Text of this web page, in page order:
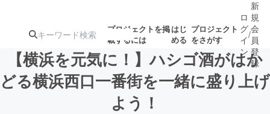
プロジェクトを掲
載するには
はじ
める
プロジェクト
をさがす
注目の新着プロ
募集終了が近いプ
ロ
グ
イ
ン
/
新
規
会
員
登
録
【横浜を元気に！】ハシゴ酒がはか
どる横浜西口一番街を一緒に盛り上げ
よう！